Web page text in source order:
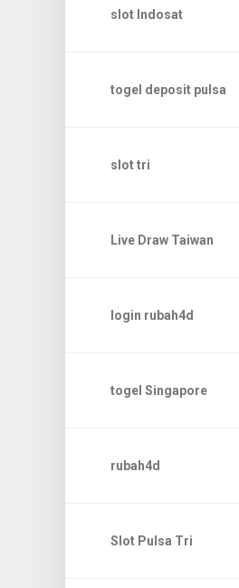
slot Indosat
togel deposit pulsa
slot tri
Live Draw Taiwan
login rubah4d
togel Singapore
rubah4d
Slot Pulsa Tri